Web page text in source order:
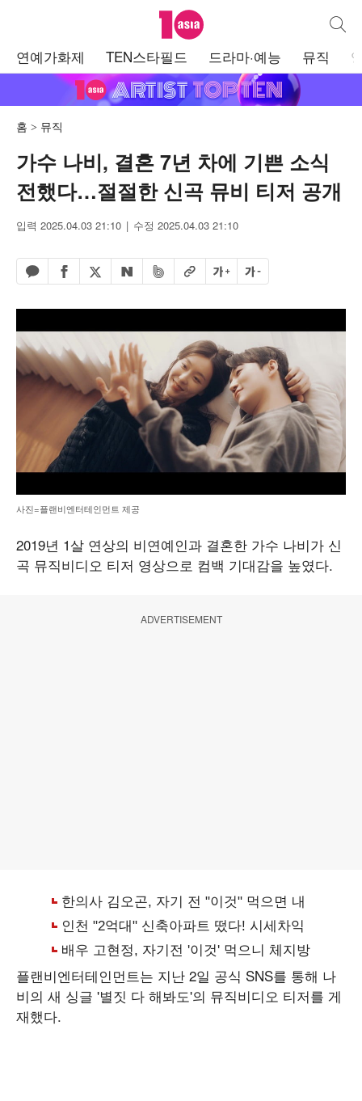
텐아시아 통합
연예가화제 TEN스타필드 드라마·예능 뮤직
홈 뮤직
가수 나비, 결혼 7년 차에 기쁜 소식
전했다…절절한 신곡 뮤비 티저 공개
입력 2025.04.03 21:10 수정 2025.04.03 21:10
카카오톡 공유하기
페이스북 공유하기
엑스 공유하기
네이버 공유하기
밴드 공유하기
URL복사글자 크게글자 작게
사진=플랜비엔터테인먼트 제공
2019년 1살 연상의 비연예인과 결혼한 가수 나비가 신
곡 뮤직비디오 티저 영상으로 컴백 기대감을 높였다.
ADVERTISEMENT
플랜비엔터테인먼트는 지난 2일 공식 SNS를 통해 나
비의 새 싱글 '별짓 다 해봐도'의 뮤직비디오 티저를 게
재했다.